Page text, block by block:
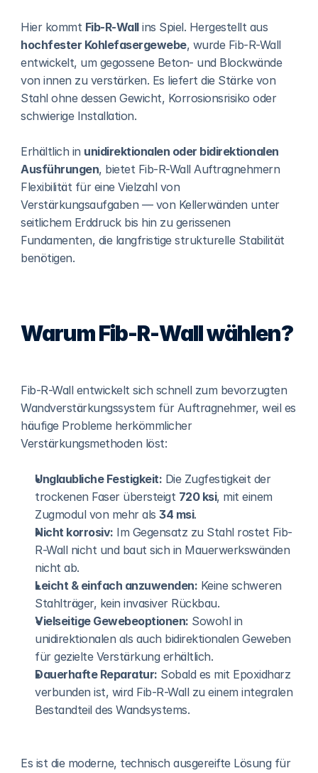
Hier kommt Fib-R-Wall
hochfester Kohlefasergewebe, wurde Fib-R-Wall
entwickelt, um gegossene Beton- und Blockwände
von innen zu verstärken. Es liefert die Stärke von
Stahl ohne dessen Gewicht, Korrosionsrisiko oder
schwierige Installation.
Erhältlich in unidirektionalen oder bidirektionalen
Ausführungen, bietet Fib-R-Wall Auftragnehmern
Flexibilität für eine Vielzahl von
Verstärkungsaufgaben — von Kellerwänden unter
seitlichem Erddruck bis hin zu gerissenen
Fundamenten, die langfristige strukturelle Stabilität
benötigen.
Warum Fib-R-Wall wählen?
Fib-R-Wall entwickelt sich schnell zum bevorzugten
Wandverstärkungssystem für Auftragnehmer, weil es
häufige Probleme herkömmlicher
Verstärkungsmethoden löst:
Unglaubliche Festigkeit: Die Zugfestigkeit der
trockenen Faser übersteigt 720 ksi, mit einem
Zugmodul von mehr als 34 msi.
Nicht korrosiv: Im Gegensatz zu Stahl rostet Fib-
R-Wall nicht und baut sich in Mauerwerkswänden
nicht ab.
Leicht & einfach anzuwenden: Keine schweren
Stahlträger, kein invasiver Rückbau.
Vielseitige Gewebeoptionen: Sowohl in
unidirektionalen als auch bidirektionalen Geweben
für gezielte Verstärkung erhältlich.
Dauerhafte Reparatur: Sobald es mit Epoxidharz
verbunden ist, wird Fib-R-Wall zu einem integralen
Bestandteil des Wandsystems.
Es ist die moderne, technisch ausgereifte Lösung für